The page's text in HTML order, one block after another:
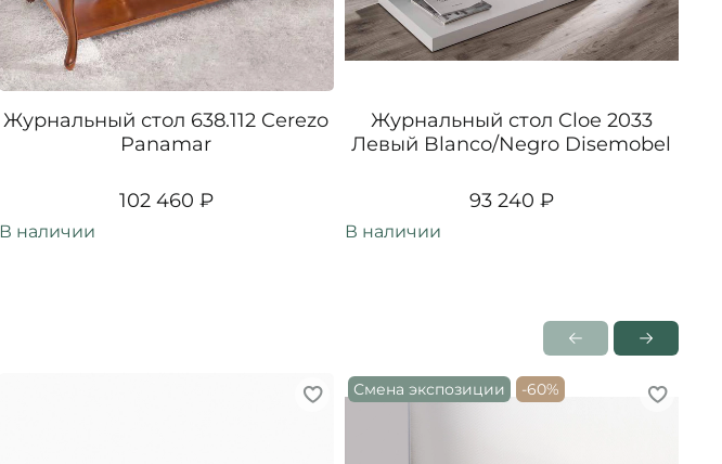
Журнальный стол 638.112 Cerezo
Panamar
102 460 ₽
В наличии
Журнальный стол Cloe 2033
Левый Blanco/Negro Disemobel
93 240 ₽
В наличии
Смена экспозиции -60%